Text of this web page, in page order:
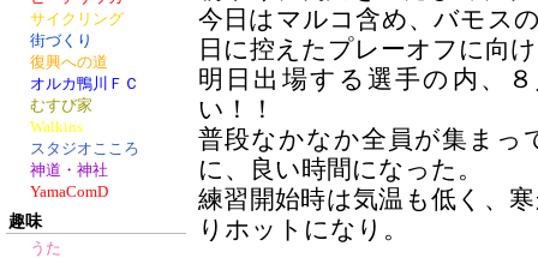
サイクリング
街づくり
復興への道
オルカ鴨川ＦＣ
むすび家
Walkins
スタジオこころ
神道・神社
YamaComD
趣味
うた
今日はマルコ含め、バモス
日に控えたプレーオフに向
明日出場する選手の内、
い！！
普段なかなか全員が集まっ
に、良い時間になった。
練習開始時は気温も低く、
りホットになり。